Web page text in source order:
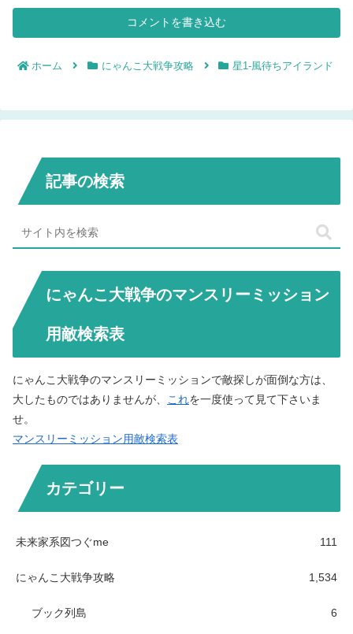
コメントを書き込む
ホーム にゃんこ大戦争攻略 星1-風待ちアイランド
記事の検索
にゃんこ大戦争のマンスリーミッション
用敵検索表
にゃんこ大戦争のマンスリーミッションで敵探しが面倒な方は、
大したものではありませんが、 これを一度使って見て下さいま
せ。
マンスリーミッション用敵検索表
カテゴリー
未来家系図つぐme 111
にゃんこ大戦争攻略 1,534
ブック列島 6